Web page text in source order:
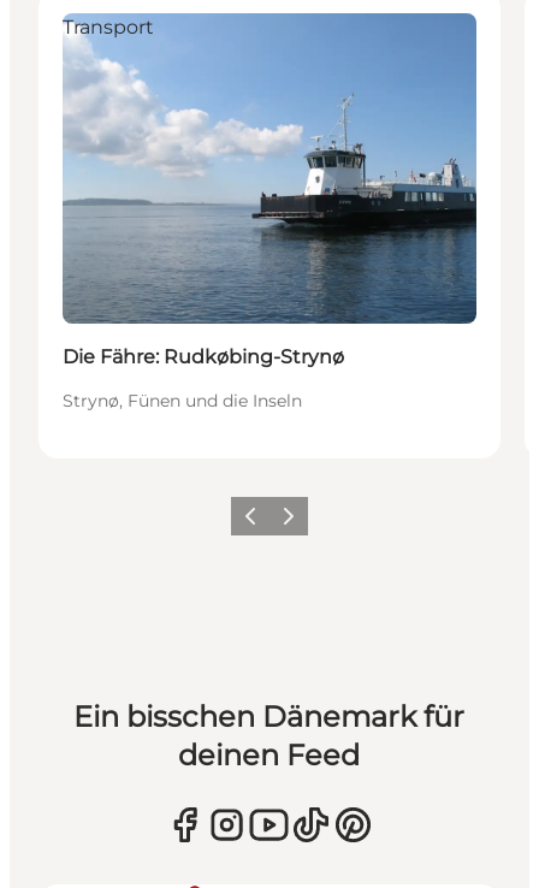
Transport
Die Fähre: Rudkøbing-Strynø
Strynø, Fünen und die Inseln
ZurückWeiter
Ein bisschen Dänemark für
deinen Feed